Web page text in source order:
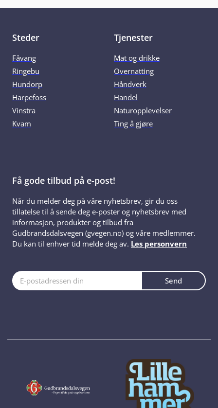
Steder
Fåvang
Ringebu
Hundorp
Harpefoss
Vinstra
Kvam
Tjenester
Mat og drikke
Overnatting
Håndverk
Handel
Naturopplevelser
Ting å gjøre
Få gode tilbud på e-post!
Når du melder deg på våre nyhetsbrev, gir du oss
tillatelse til å sende deg e-poster og nyhetsbrev med
informasjon, produkter og tilbud fra
Gudbrandsdalsvegen (gvegen.no) og våre medlemmer.
Du kan til enhver tid melde deg av. Les personvern
Send